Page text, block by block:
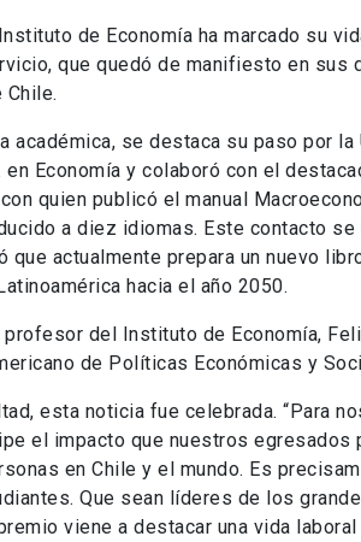
de Economía ha marcado su
que quedó de manifiesto en
Chile.
académica, se destaca su paso por
en Economía y colaboró con el
con quien publicó el manual
a diez idiomas. Este contacto
que actualmente prepara un nuevo
hacia el año 2050.
del Instituto de Economía,
de Políticas Económicas y
esta noticia fue celebrada. “Para
el impacto que nuestros egresados
en Chile y el mundo. Es
Que sean líderes de los
viene a destacar una vida